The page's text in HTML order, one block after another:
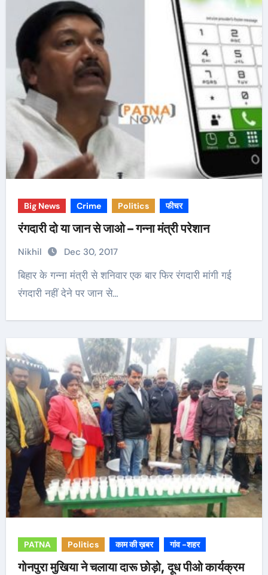
Big News Crime Politics फीचर
रंगदारी दो या जान से जाओ – गन्ना मंत्री परेशान
Nikhil Dec 30, 2017
बिहार के गन्ना मंत्री से शनिवार एक बार फिर रंगदारी मांगी गई
रंगदारी नहीं देने पर जान से…
PATNA Politics काम की ख़बर गांव -शहर
गोनपुरा मुखिया ने चलाया दारू छोड़ो, दूध पीओ कार्यक्रम